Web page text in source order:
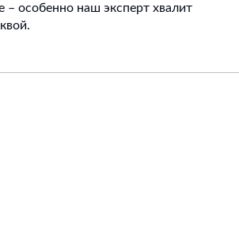
– особенно наш эксперт хвалит